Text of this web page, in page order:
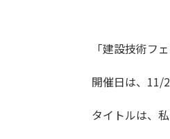
「建設技術フ
開催日は、11/
タイトルは、